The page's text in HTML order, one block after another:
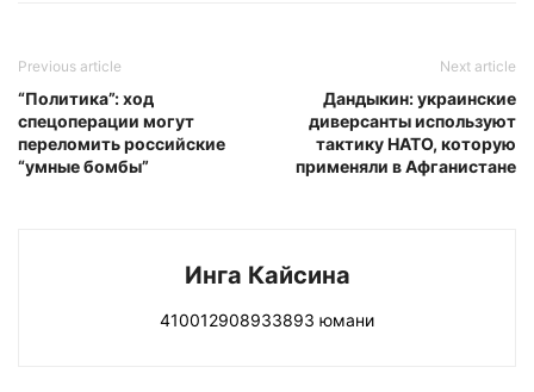
Previous article
“Политика”: ход
спецоперации могут
переломить российские
“умные бомбы”
Next article
Дандыкин: украинские
диверсанты используют
тактику НАТО, которую
применяли в Афганистане
Инга Кайсина
410012908933893 юмани